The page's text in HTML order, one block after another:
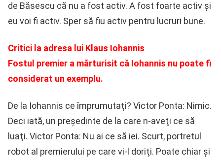
de Băsescu că nu a fost activ. A fost foarte activ şi
eu voi fi activ. Sper să fiu activ pentru lucruri bune.
Critici la adresa lui Klaus Iohannis
Fostul premier a mărturisit că Iohannis nu poate fi
considerat un exemplu.
De la Iohannis ce împrumutaţi? Victor Ponta: Nimic.
Deci iată, un preşedinte de la care n-aveţi ce să
luaţi. Victor Ponta: Nu ai ce să iei. Scurt, portretul
robot al premierului pe care vi-l doriţi. Poate chiar şi